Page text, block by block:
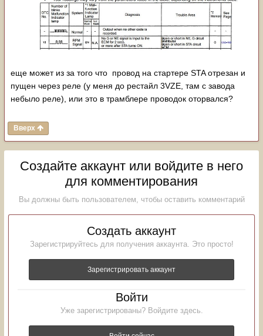
еще может из за того что провод на стартере STA отрезан и
пущен через реле (у меня до рестайл 3VZE, там с завода
небыло реле), или это в трамблере проводок оторвался?
Вверх
Создайте аккаунт или войдите в него
для комментирования
Вы должны быть пользователем, чтобы оставить комментарий
Создать аккаунт
Зарегистрируйтесь для получения аккаунта. Это просто!
Зарегистрировать аккаунт
Войти
Уже зарегистрированы? Войдите здесь.